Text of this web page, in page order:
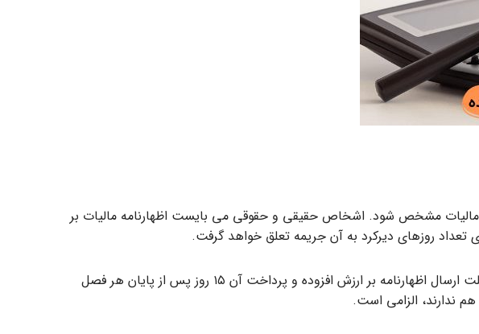
مالیات مشخص شود. اشخاص حقیقی و حقوقی می بایست اظهارنامه مالیات بر
تعداد روزهای دیرکرد به آن جریمه تعلق خواهد گرفت.
تمامی افراد حقیقی و حقوقی می بایست اظهارنامه­ ارزش افزوده خود را در پایان هر فصل ارسال کنند. مهلت ارسال اظهارنامه بر ارزش افزوده و پرداخت آن ۱۵ روز پس از پایان هر فصل
ندارند، الزامی است.